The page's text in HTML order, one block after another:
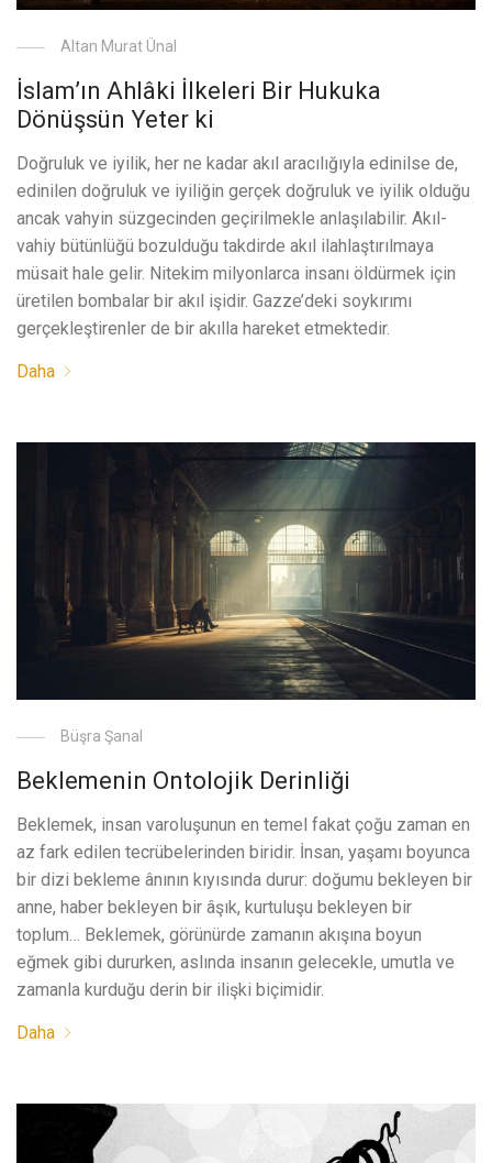
Altan Murat Ünal
İslam’ın Ahlâki İlkeleri Bir Hukuka
Dönüşsün Yeter ki
Doğruluk ve iyilik, her ne kadar akıl aracılığıyla edinilse de,
edinilen doğruluk ve iyiliğin gerçek doğruluk ve iyilik olduğu
ancak vahyin süzgecinden geçirilmekle anlaşılabilir. Akıl-
vahiy bütünlüğü bozulduğu takdirde akıl ilahlaştırılmaya
müsait hale gelir. Nitekim milyonlarca insanı öldürmek için
üretilen bombalar bir akıl işidir. Gazze’deki soykırımı
gerçekleştirenler de bir akılla hareket etmektedir.
Daha
Büşra Şanal
Beklemenin Ontolojik Derinliği
Beklemek, insan varoluşunun en temel fakat çoğu zaman en
az fark edilen tecrübelerinden biridir. İnsan, yaşamı boyunca
bir dizi bekleme ânının kıyısında durur: doğumu bekleyen bir
anne, haber bekleyen bir âşık, kurtuluşu bekleyen bir
toplum… Beklemek, görünürde zamanın akışına boyun
eğmek gibi dururken, aslında insanın gelecekle, umutla ve
zamanla kurduğu derin bir ilişki biçimidir.
Daha